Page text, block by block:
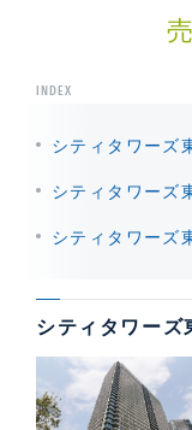
INDEX
シティタワーズ
シティタワーズ
シティタワーズ
シティタワーズ